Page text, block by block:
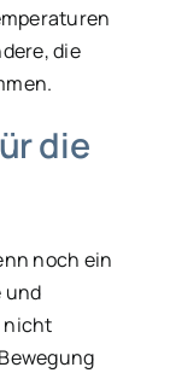
die
die
noch ein
und
nicht